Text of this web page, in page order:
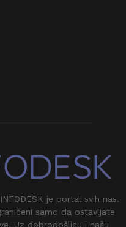
je portal svih nas.
samo da ostavljate
Uz dobrodošlicu i našu